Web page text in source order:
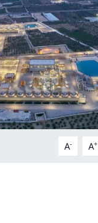
A- A+